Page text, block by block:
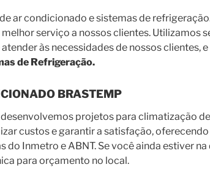
ar condicionado e sistemas de
serviço a nossos clientes. Utilizamos
às necessidades de nossos clientes,
de Refrigeração.
BRASTEMP
projetos para climatização
custos e garantir a satisfação,
Inmetro e ABNT. Se você ainda estiver
para orçamento no local.